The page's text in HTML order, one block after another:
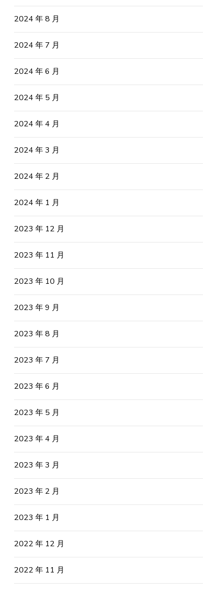
2024 年 8 月
2024 年 7 月
2024 年 6 月
2024 年 5 月
2024 年 4 月
2024 年 3 月
2024 年 2 月
2024 年 1 月
2023 年 12 月
2023 年 11 月
2023 年 10 月
2023 年 9 月
2023 年 8 月
2023 年 7 月
2023 年 6 月
2023 年 5 月
2023 年 4 月
2023 年 3 月
2023 年 2 月
2023 年 1 月
2022 年 12 月
2022 年 11 月